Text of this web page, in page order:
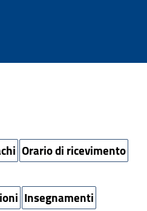
Orario di ricevimento
Insegnamenti